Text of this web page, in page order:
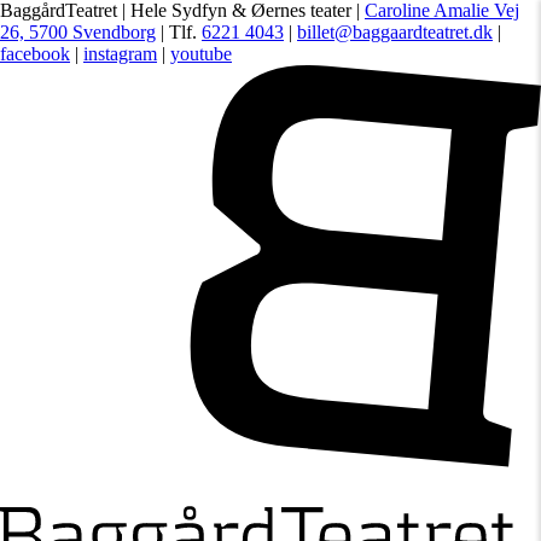
BaggårdTeatret | Hele Sydfyn & Øernes teater | Caroline Amalie Vej
26, 5700 Svendborg | Tlf. 6221 4043 | billet@baggaardteatret.dk |
facebook | instagram | youtube